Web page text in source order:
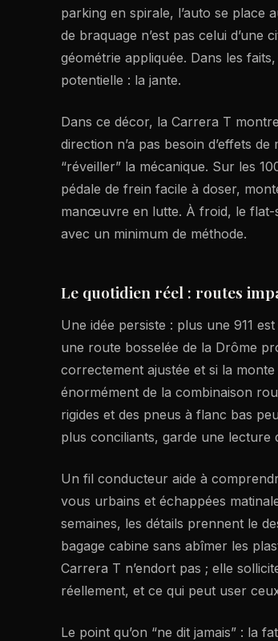
parking en spirale, l’auto se place
de braquage n’est pas celui
géométrie appliquée. Dans les
potentielle : la jante.
Dans ce décor, la Carrera T
direction n’a pas besoin d’effets
“réveiller” la mécanique. Sur les
pédale de frein facile à doser,
manœuvre en lutte. À froid, le flat-
avec un minimum de méthode.
Le quotidien réel : routes
Une idée persiste : plus une 911
une route bosselée de la Drôme
correctement ajustée et si la
énormément de la combinaison
rigides et des pneus à flanc bas
plus conciliants, garde une
Un fil conducteur aide à
vous urbains et échappées
semaines, les détails prennent le
bagage cabine sans abîmer les
Carrera T n’endort pas ; elle
réellement, et ce qui peut user
Le point qu’on “ne dit jamais” : la